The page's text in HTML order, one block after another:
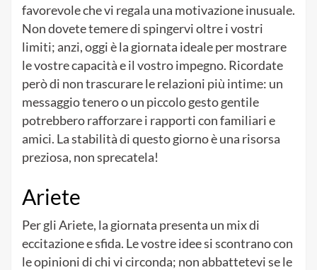
favorevole che vi regala una motivazione inusuale.
Non dovete temere di spingervi oltre i vostri
limiti; anzi, oggi è la giornata ideale per mostrare
le vostre capacità e il vostro impegno. Ricordate
però di non trascurare le relazioni più intime: un
messaggio tenero o un piccolo gesto gentile
potrebbero rafforzare i rapporti con familiari e
amici. La stabilità di questo giorno è una risorsa
preziosa, non sprecatela!
Ariete
Per gli Ariete, la giornata presenta un mix di
eccitazione e sfida. Le vostre idee si scontrano con
le opinioni di chi vi circonda; non abbattetevi se le